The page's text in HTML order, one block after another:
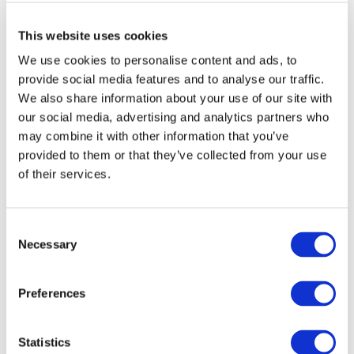
This website uses cookies
We use cookies to personalise content and ads, to
provide social media features and to analyse our traffic.
We also share information about your use of our site with
our social media, advertising and analytics partners who
may combine it with other information that you’ve
provided to them or that they’ve collected from your use
of their services.
Selection
Necessary
Preferences
Statistics
Часто внутри видео авторы могут
вопросы, заранее имея готовый ответ. Любой
формат вопроса внутри ролика создает динамику,
а если он еще и правильно, и в нужное время
задается, то это будет еще больше разжигать
интерес у зрителей.
Например, вы рассказываете о том, как
круглый год можно растения вытаскивать из
горшка. У зрителей автоматически возникает
говорите: «И у вас, наверно, возникает резонный